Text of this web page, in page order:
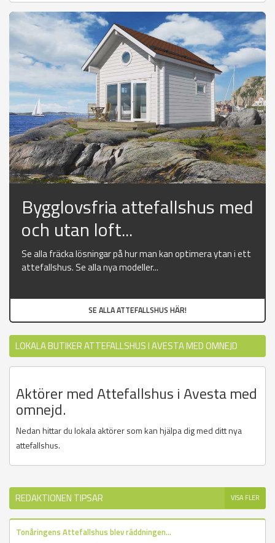
Bygglovsfria attefallshus med
och utan loft...
Se alla fräcka lösningar på hur man kan optimera ytan i ett
attefallshus. Se alla nya modeller...
SE ALLA ATTEFALLSHUS HÄR!
LOKALA BUTIKER ATTEFALLSHUS I AVESTA MED OMNEJD
Aktörer med Attefallshus i Avesta med
omnejd.
Nedan hittar du lokala aktörer som kan hjälpa dig med ditt nya
attefallshus.
REDAKTIONEN TIPSAR VISA FLER
Tonåringens Attefallshus blev räddningen...